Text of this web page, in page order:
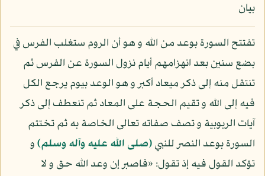
بيان
تفتتح السورة بوعد من الله و هو أن الروم ستغلب الفرس في
بضع سنين بعد انهزامهم أيام نزول السورة عن الفرس ثم
تنتقل منه إلى ذكر ميعاد أكبر و هو الوعد بيوم يرجع الكل
فيه إلى الله و تقيم الحجة على المعاد ثم تنعطف إلى ذكر
آيات الربوبية و تصف صفاته تعالى الخاصة به ثم تختتم
السورة بوعد النصر للنبي(صلى الله عليه وآله وسلم)و
تؤكد القول فيه إذ تقول: «فاصبر إن وعد الله حق و لا